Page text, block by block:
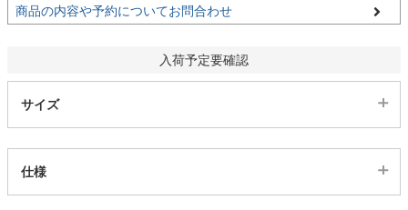
商品の内容や予約についてお問合わせ
入荷予定要確認
サイズ
仕様